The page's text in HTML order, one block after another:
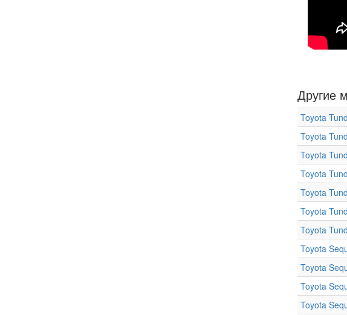
Другие
Toyota
Toyota
Toyota
Toyota
Toyota
Toyota
Toyota
Toyota
Toyota
Toyota
Toyota